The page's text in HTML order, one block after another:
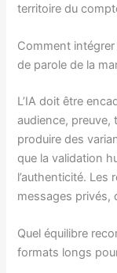
territoire du
Comment
de parole de la
L’IA doit être
audience, preuve,
produire des
que la validation
l’authenticité.
messages privés,
Quel équilibre
formats longs